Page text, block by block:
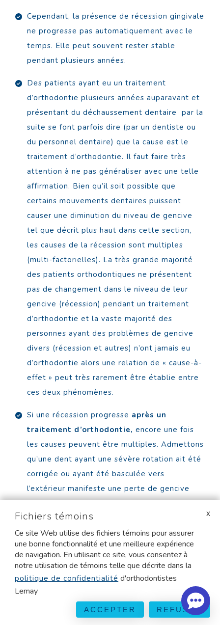
Cependant, la présence de récession gingivale
ne progresse pas automatiquement avec le
temps. Elle peut souvent rester stable
pendant plusieurs années.
Des patients ayant eu un traitement
d’orthodontie plusieurs années auparavant et
présentant du déchaussement dentaire par la
suite se font parfois dire (par un dentiste ou
du personnel dentaire) que la cause est le
traitement d’orthodontie. Il faut faire très
attention à ne pas généraliser avec une telle
affirmation. Bien qu’il soit possible que
certains mouvements dentaires puissent
causer une diminution du niveau de gencive
tel que décrit plus haut dans cette section,
les causes de la récession sont multiples
(multi-factorielles). La très grande majorité
des patients orthodontiques ne présentent
pas de changement dans le niveau de leur
gencive (récession) pendant un traitement
d’orthodontie et la vaste majorité des
personnes ayant des problèmes de gencive
divers (récession et autres) n’ont jamais eu
d’orthodontie alors une relation de « cause-à-
effet » peut très rarement être établie entre
ces deux phénomènes.
Si une récession progresse après un
traitement d’orthodontie,encore une fois
les causes peuvent être multiples. Admettons
qu’une dent ayant une sévère rotation ait été
corrigée ou ayant été basculée vers
l’extérieur manifeste une perte de gencive
la récession aux corrections effectuées mais
ce genre de récession cesse habituellement
lorsque les déplacement de dents sont
terminés à la fin du traitement d’orthodontie.
Si la récession continue de progresser on peut
la plupart du temps associer ce problème à la
présence d’inflammation et une technique
Fichiers témoins
Ce site Web utilise des fichiers témoins pour assurer
une bonne fonctionnalité et une meilleure expérience
de navigation. En utilisant ce site, vous consentez à
notre utilisation de témoins telle que décrite dans la
politique de confidentialité d'orthodontistes
Lemay
ACCEPTER REFUSER